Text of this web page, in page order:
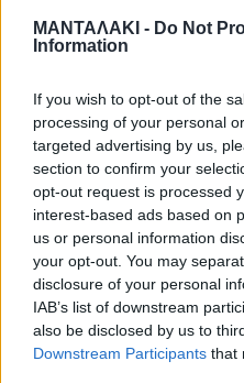
ΜΑΝΤΑΛΑΚΙ - Do Not
Information
If you wish to opt-out of the
processing of your personal
targeted advertising by us,
section to confirm your
opt-out request is processed
interest-based ads based on
us or personal information
your opt-out. You may
disclosure of your personal
IAB’s list of downstream
also be disclosed by us to
Downstream Participants that
είχε αφήσει το
αυτοκίνητο για
με κλειδωμένες
παράθυρα
ρώτησαν αν
ανήκει το
μπορούμε να
τηλέφωνο την
ενοικιαζόμενου